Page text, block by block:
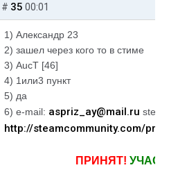
# 35 00:01
1) Александр 23
2) зашел через кого то в стиме
3) AucT [46]
4) 1или3 пункт
5) да
6) e-mail: aspriz_ay@mail.ru
http://steamcommunity.com/
ПРИНЯТ!